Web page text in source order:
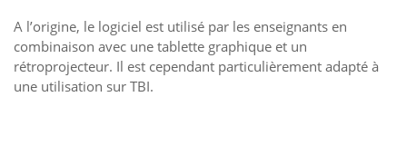
A l’origine, le logiciel est utilisé par les enseignants en
combinaison avec une tablette graphique et un
rétroprojecteur. Il est cependant particulièrement adapté à
une utilisation sur TBI.